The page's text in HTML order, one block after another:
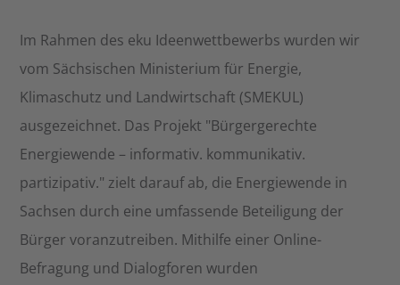
Im Rahmen des eku Ideenwettbewerbs wurden wir
vom Sächsischen Ministerium für Energie,
Klimaschutz und Landwirtschaft (SMEKUL)
ausgezeichnet. Das Projekt "Bürgergerechte
Energiewende – informativ. kommunikativ.
partizipativ." zielt darauf ab, die Energiewende in
Sachsen durch eine umfassende Beteiligung der
Bürger voranzutreiben. Mithilfe einer Online-
Befragung und Dialogforen wurden